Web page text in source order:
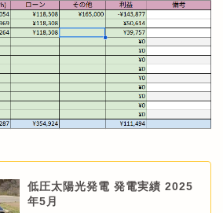
低圧太陽光発電 発電実績 2025
年5月